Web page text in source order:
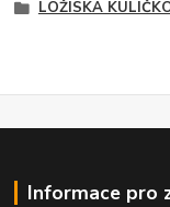
LOŽISKA
Informace pro